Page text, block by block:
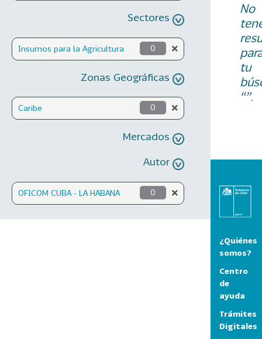
Sectores
Insumos para la Agricultura 0
Zonas Geográficas
Caribe 0
Mercados
Autor
OFICOM CUBA - LA HABANA 0
No
tu
“”.
¿Quiénes
somos?
Centro
de
ayuda
Trámites
Digitales